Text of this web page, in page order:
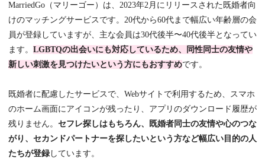
MarriedGo（マリーゴー）は、2023年2月にリリースされた既婚者向
けのマッチングサービスです。20代から60代まで幅広い年齢層の会
員が登録していますが、主な会員は30代後半〜40代後半となってい
ます。 LGBTQの出会いにも対応しているため、同性同士の友情や
新しい刺激を見つけたいという方にもおすすめです。
既婚者に配慮したサービスで、Webサイトで利用するため、スマホ
のホーム画面にアイコンが残ったり、アプリのダウンロード履歴が
残りません。 セフレ探しはもちろん、既婚者同士の友情や心のつな
がり、セカンドパートナーを探したいという方など幅広い目的の人
たちが登録 しています。